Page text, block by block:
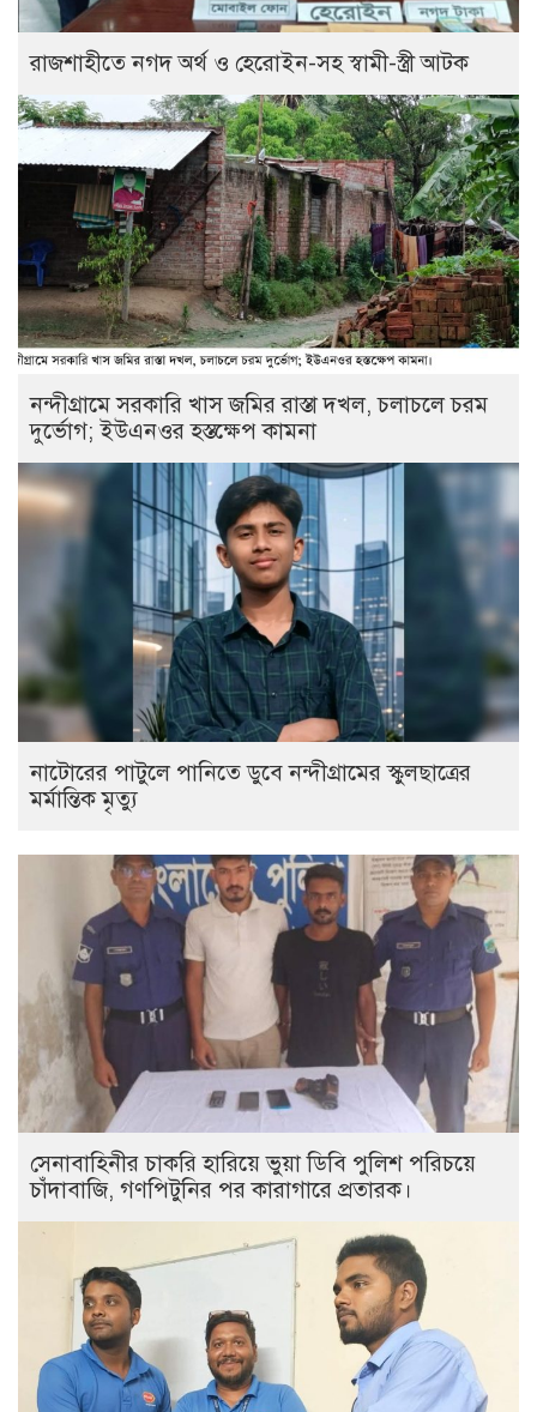
রাজশাহীতে নগদ অর্থ ও হেরোইন-সহ স্বামী-স্ত্রী আটক
নন্দীগ্রামে সরকারি খাস জমির রাস্তা দখল, চলাচলে চরম
দুর্ভোগ; ইউএনওর হস্তক্ষেপ কামনা
নাটোরের পাটুলে পানিতে ডুবে নন্দীগ্রামের স্কুলছাত্রের
মর্মান্তিক মৃত্যু
সেনাবাহিনীর চাকরি হারিয়ে ভুয়া ডিবি পুলিশ পরিচয়ে
চাঁদাবাজি, গণপিটুনির পর কারাগারে প্রতারক।